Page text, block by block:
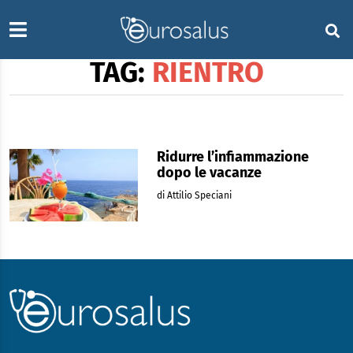
TAG: RIENTRO
Ridurre l’infiammazione
dopo le vacanze
di Attilio Speciani